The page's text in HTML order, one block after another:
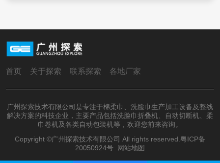
首页 关于探索 联系探索 各地厂家
广州探索技术有限公司是专注于棉柔巾、洗脸巾生产加工设备及整线
解决方案的科技企业，主要产品包括洗脸巾折叠机、自动切断机、柔
巾卷机及各类自动包装机等，欢迎您前来咨询。
Copyright ©广州探索技术有限公司 All rights reserved. 粤ICP备
20050924号
网站地图